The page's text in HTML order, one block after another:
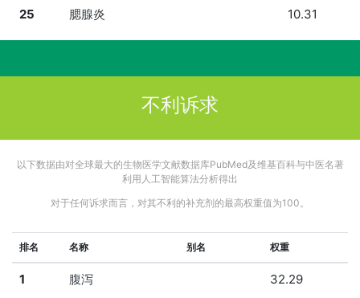
25 腮腺炎 10.31
不利诉求
以下数据由对全球最大的生物医学文献数据库PubMed及维基百科与中医名著
利用人工智能算法分析得出
对于任何诉求而言，对其不利的补充剂的最高权重值为100。
排名 名称 别名 权重
1 腹泻 32.29